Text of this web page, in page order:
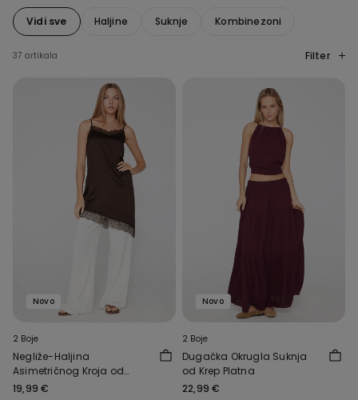
Vidi sve Haljine Suknje Kombinezoni
37 artikala Filter
Novo
2 Boje
Negliže-Haljina
Asimetričnog Kroja od
Satena i Čipke
19,99 €
Novo
2 Boje
Dugačka Okrugla Suknja
od Krep Platna
22,99 €